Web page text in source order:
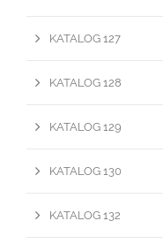
KATALOG 127
KATALOG 128
KATALOG 129
KATALOG 130
KATALOG 132